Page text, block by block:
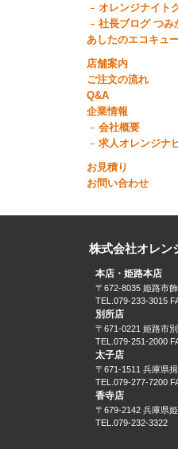
オレンジナイト
社長ブログ つみ
あしたのエコキュ
店舗案内
ご注文の流れ
Q&A
企業情報
会社概要
求人オレンジナ
お見積り
お問い合わせ
株式会社オレン
本店・姫路本店
〒672-8035 姫路市
TEL.079-233-3015
別所店
〒671-0221 姫路市
TEL.079-251-2000
太子店
〒671-1511 兵庫県
TEL.079-277-7200
香寺店
〒679-2142 兵庫県
TEL.079-232-3322